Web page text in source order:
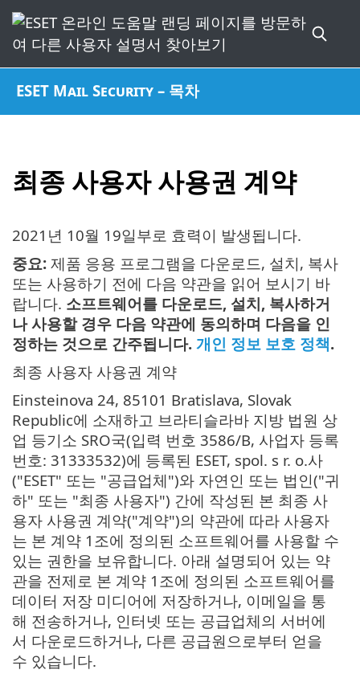
ESET Mail Security – 목차
최종 사용자 사용권 계약
2021년 10월 19일부로 효력이 발생됩니다.
중요: 제품 응용 프로그램을 다운로드, 설치, 복사
또는 사용하기 전에 다음 약관을 읽어 보시기 바
랍니다. 소프트웨어를 다운로드, 설치, 복사하거
나 사용할 경우 다음 약관에 동의하며 다음을 인
정하는 것으로 간주됩니다. 개인 정보 보호 정책.
최종 사용자 사용권 계약
Einsteinova 24, 85101 Bratislava, Slovak
Republic에 소재하고 브라티슬라바 지방 법원 상
업 등기소 SRO국(입력 번호 3586/B, 사업자 등록
번호: 31333532)에 등록된 ESET, spol. s r. o.사
("ESET" 또는 "공급업체")와 자연인 또는 법인("귀
하" 또는 "최종 사용자") 간에 작성된 본 최종 사
용자 사용권 계약("계약")의 약관에 따라 사용자
는 본 계약 1조에 정의된 소프트웨어를 사용할 수
있는 권한을 보유합니다. 아래 설명되어 있는 약
관을 전제로 본 계약 1조에 정의된 소프트웨어를
데이터 저장 미디어에 저장하거나, 이메일을 통
해 전송하거나, 인터넷 또는 공급업체의 서버에
서 다운로드하거나, 다른 공급원으로부터 얻을
수 있습니다.